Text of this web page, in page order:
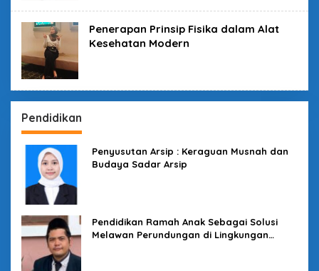
Penerapan Prinsip Fisika dalam Alat
Kesehatan Modern
Pendidikan
Penyusutan Arsip : Keraguan Musnah dan
Budaya Sadar Arsip
Pendidikan Ramah Anak Sebagai Solusi
Melawan Perundungan di Lingkungan